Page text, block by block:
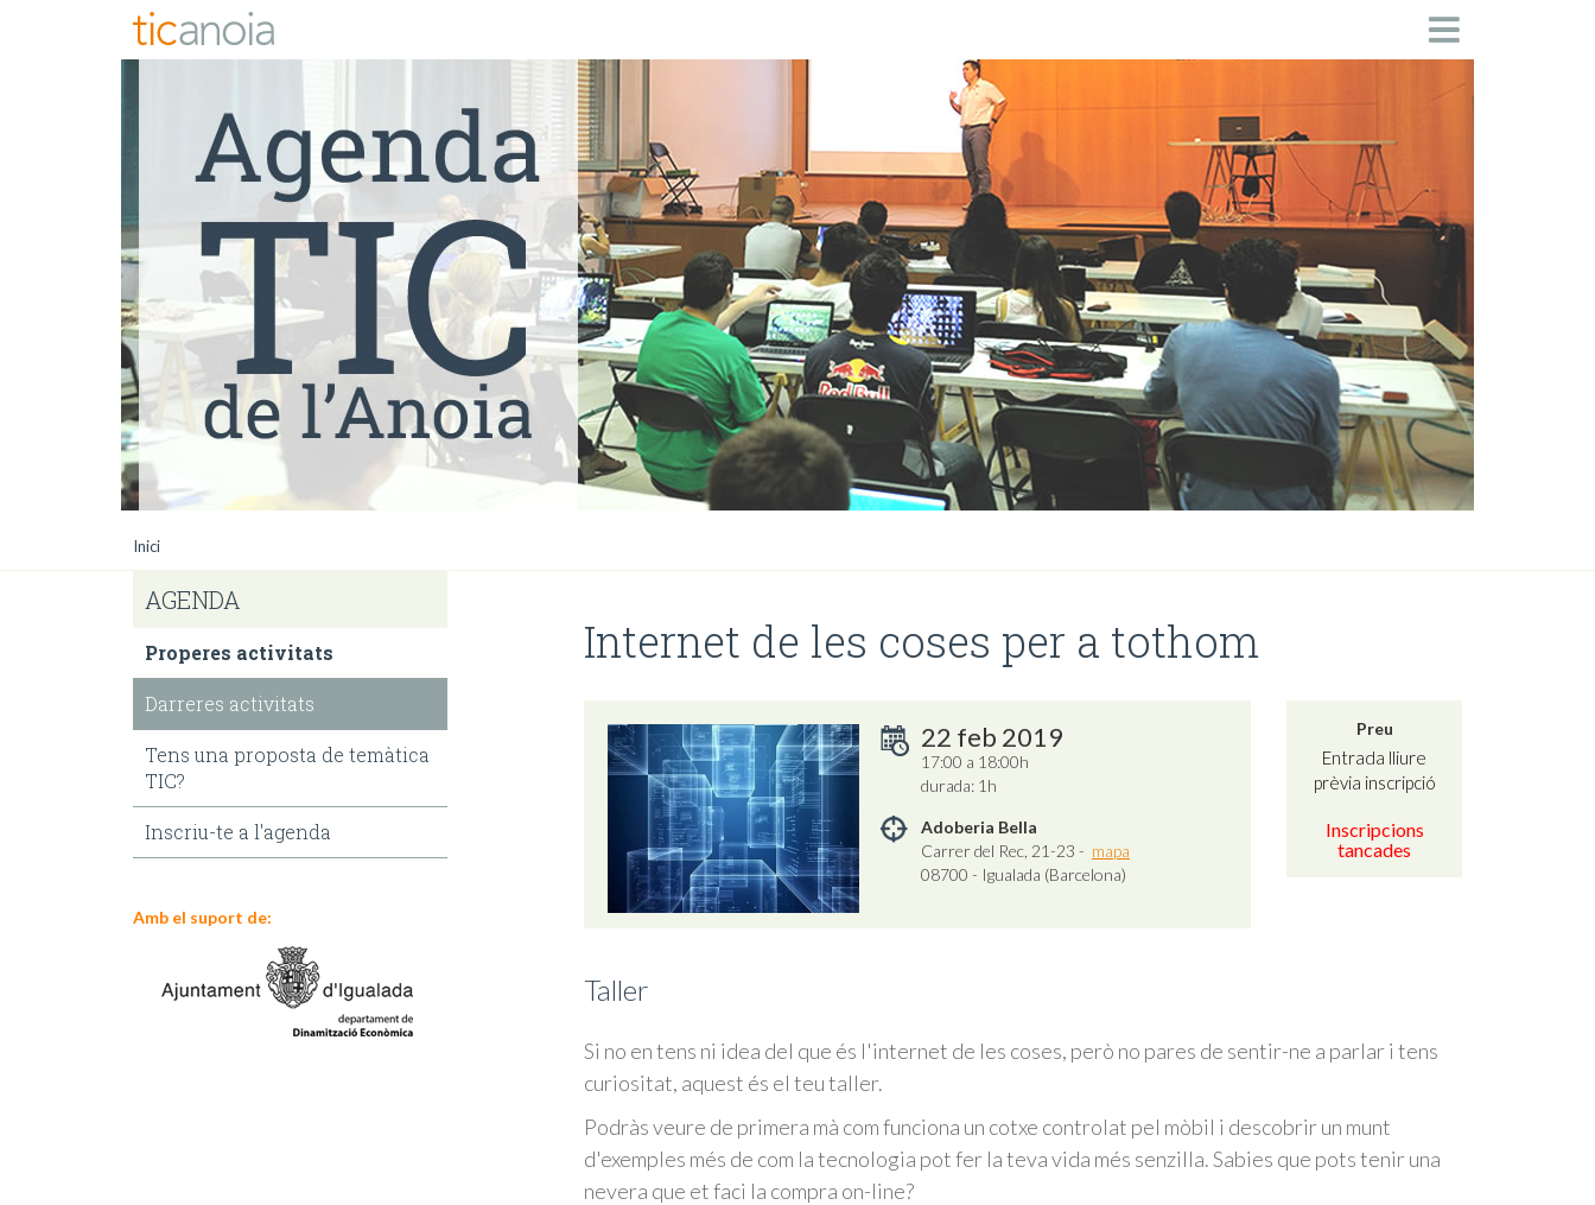
Inici
AGENDA
Properes activitats
Darreres activitats
Tens una proposta de temàtica
TIC?
Inscriu-te a l'agenda
Amb el suport de:
Internet de les coses per a tothom
22 feb 2019
17:00 a 18:00h
durada: 1h
Adoberia Bella
Carrer del Rec, 21-23 - mapa
08700 - Igualada (Barcelona)
Preu
Entrada lliure
prèvia inscripció
Inscripcions
tancades
Taller
Si no en tens ni idea del que és l'internet de les coses, però no pares de sentir-ne a parlar i tens
curiositat, aquest és el teu taller.
Podràs veure de primera mà com funciona un cotxe controlat pel mòbil i descobrir un munt
d'exemples més de com la tecnologia pot fer la teva vida més senzilla. Sabies que pots tenir una
nevera que et faci la compra on-line?